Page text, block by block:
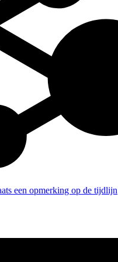
een opmerking op de tijdlijn